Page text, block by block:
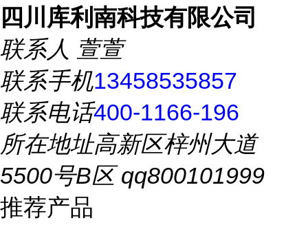
四川库利南科技有限公司
联系人 萱萱
联系手机13458535857
联系电话400-1166-196
所在地址高新区梓州大道
5500号B区 qq800101999
推荐产品